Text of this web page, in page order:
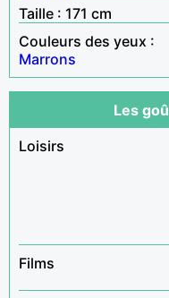
Taille : 171 cm
Couleurs des yeux :
Marrons
Les
Loisirs
Films